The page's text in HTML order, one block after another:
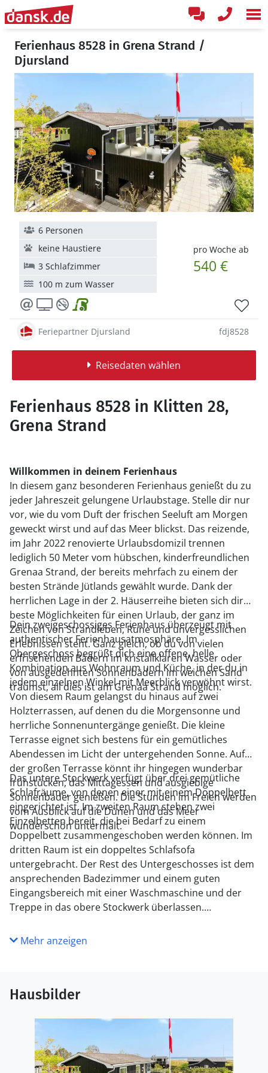
Ferienhaus 8528 in Grena Strand /
Djursland
pro Woche ab
540 €
6 Personen
keine Haustiere
3 Schlafzimmer
100 m zum Wasser
Feriepartner Djursland fdj8528
Reisedaten wählen
Ferienhaus 8528 in Klitten 28,
Grena Strand
Willkommen in deinem Ferienhaus
In diesem ganz besonderen Ferienhaus genießt du zu
jeder Jahreszeit gelungene Urlaubstage. Stelle dir nur
vor, wie du vom Duft der frischen Seeluft am Morgen
geweckt wirst und auf das Meer blickst. Das reizende,
im Jahr 2022 renovierte Urlaubsdomizil trennen
lediglich 50 Meter vom hübschen, kinderfreundlichen
Grenaa Strand, der bereits mehrfach zu einem der
besten Strände Jütlands gewählt wurde. Dank der
herrlichen Lage in der 2. Häuserreihe bieten sich dir
beste Möglichkeiten für einen Urlaub, der ganz im
Zeichen von Strandleben, Ruhe und unvergesslichen
Erlebnissen steht. Ganz gleich, ob du von vielen
erfrischenden Bädern im kristallklaren Wasser oder
von ausgedehnten Sonnenbädern im weichen Sand
träumst, all dies ist am Grenaa Strand möglich.
Dein zweigeschossiges Ferienhaus überzeugt mit
authentischer Ferienhausatmosphäre. Im
Obergeschoss begrüßt dich eine offene, helle
Kombination aus Wohnraum und Küche, in der du in
jedem einzelnen Winkel mit Meerblick verwöhnt wirst.
Von diesem Raum gelangst du hinaus auf zwei
Holzterrassen, auf denen du die Morgensonne und
herrliche Sonnenuntergänge genießt. Die kleine
Terrasse eignet sich bestens für ein gemütliches
Abendessen im Licht der untergehenden Sonne. Auf
der großen Terrasse könnt ihr hingegen wunderbar
frühstücken, das Mittagessen und ausgiebige
Sonnenbäder genießen. Die Stunden im Freien werden
vom Ausblick auf die Dünen und das Meer
wunderschön untermalt.
Das untere Stockwerk verfügt über drei gemütliche
Schlafräume, von denen einer mit einem Doppelbett
eingerichtet ist. Im zweiten Raum stehen zwei
Einzelbetten bereit, die bei Bedarf zu einem
Doppelbett zusammengeschoben werden können. Im
dritten Raum ist ein doppeltes Schlafsofa
untergebracht. Der Rest des Untergeschosses ist dem
ansprechenden Badezimmer und einem guten
Eingangsbereich mit einer Waschmaschine und der
Treppe in das obere Stockwerk überlassen.
Genieße das Leben im Freien
Die Außenbereiche deines Ferienhauses verzaubern
Blumentöpfe, eine Außendusche, eine Hängematte, ein
Wetterhahn bei. Du kannst dich in aller Ruhe mit
einem guten Buch in der Hängematte niederlassen,
dich in der Sonne entspannen und im Kreise deiner
Lieben köstliche Abendessen vom Grill genießen.
Mehr anzeigen
Hausbilder